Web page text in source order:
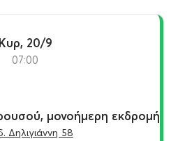
Κυρ, 20/9
07:00
μονοήμερη εκδρομή
Δηλιγιάννη 58